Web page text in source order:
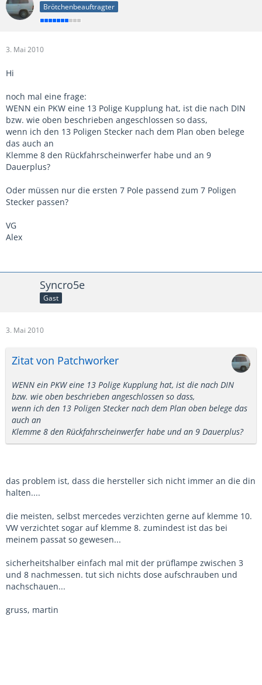
Brötchenbeauftragter
3. Mai 2010
Hi
noch mal eine frage:
WENN ein PKW eine 13 Polige Kupplung hat, ist die nach DIN
bzw. wie oben beschrieben angeschlossen so dass,
wenn ich den 13 Poligen Stecker nach dem Plan oben belege
das auch an
Klemme 8 den Rückfahrscheinwerfer habe und an 9
Dauerplus?
Oder müssen nur die ersten 7 Pole passend zum 7 Poligen
Stecker passen?
VG
Alex
Syncro5e
Gast
3. Mai 2010
Zitat von Patchworker
WENN ein PKW eine 13 Polige Kupplung hat, ist die nach DIN
bzw. wie oben beschrieben angeschlossen so dass,
wenn ich den 13 Poligen Stecker nach dem Plan oben belege das
auch an
Klemme 8 den Rückfahrscheinwerfer habe und an 9 Dauerplus?
das problem ist, dass die hersteller sich nicht immer an die din
halten....
die meisten, selbst mercedes verzichten gerne auf klemme 10.
VW verzichtet sogar auf klemme 8. zumindest ist das bei
meinem passat so gewesen...
sicherheitshalber einfach mal mit der prüflampe zwischen 3
und 8 nachmessen. tut sich nichts dose aufschrauben und
nachschauen...
gruss, martin